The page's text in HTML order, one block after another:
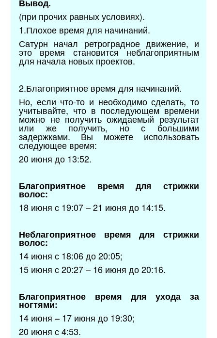
Вывод.
(при прочих равных условиях).
1.Плохое время для начинаний.
Сатурн начал ретроградное движение, и
это время становится неблагоприятным
для начала новых проектов.
2.Благоприятное время для начинаний.
Но, если что-то и необходимо сделать, то
учитывайте, что в последующем времени
можно не получить ожидаемый результат
или же получить, но с большими
задержками. Вы можете использовать
следующее время:
20 июня до 13:52.
Благоприятное время для стрижки
волос:
18 июня с 19:07 – 21 июня до 14:15.
Неблагоприятное время для стрижки
волос:
14 июня с 18:06 до 20:05;
15 июня с 20:27 – 16 июня до 20:16.
Благоприятное время для ухода за
ногтями:
14 июня – 17 июня до 19:30;
20 июня с 4:53.